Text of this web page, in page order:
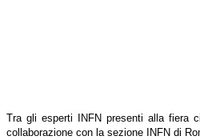
Tra gli esperti INFN presenti alla fiera
collaborazione con la sezione INFN di